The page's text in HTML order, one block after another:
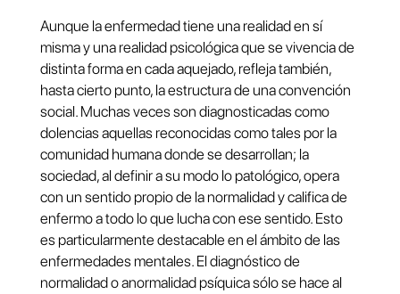
Aunque la enfermedad tiene una realidad en sí
misma y una realidad psicológica que se vivencia de
distinta forma en cada aquejado, refleja también,
hasta cierto punto, la estructura de una convención
social. Muchas veces son diagnosticadas como
dolencias aquellas reconocidas como tales por la
comunidad humana donde se desarrollan; la
sociedad, al definir a su modo lo patológico, opera
con un sentido propio de la normalidad y califica de
enfermo a todo lo que lucha con ese sentido. Esto
es particularmente destacable en el ámbito de las
enfermedades mentales. El diagnóstico de
normalidad o anormalidad psíquica sólo se hace al